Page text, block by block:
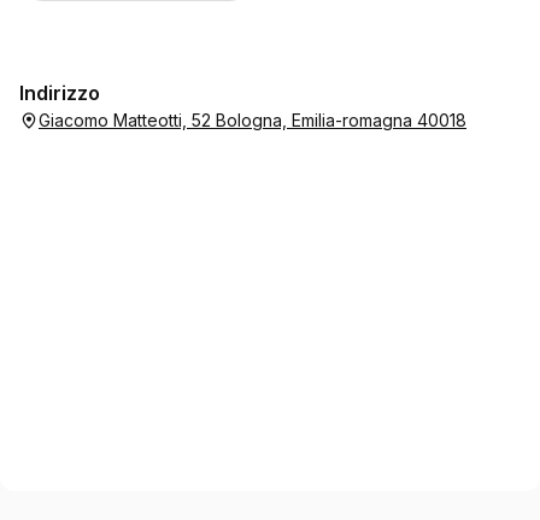
Indirizzo
Giacomo Matteotti, 52 Bologna, Emilia-romagna 40018